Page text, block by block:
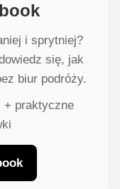
i sprytniej?
się, jak
biur podróży.
+ praktyczne